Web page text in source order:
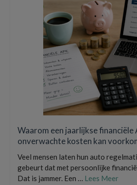
Waarom een jaarlijkse financiële
onverwachte kosten kan
Veel mensen laten hun auto
gebeurt dat met persoonlijke
Dat is jammer. Een … Lees Meer